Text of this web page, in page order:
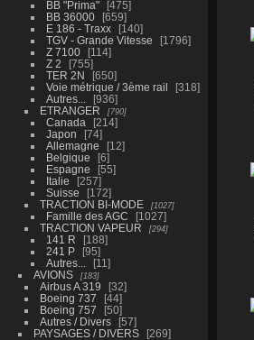
BB "Prima"
475
BB 36000
659
E 186 - Traxx
140
TGV - Grande Vitesse
1796
Z 7100
114
Z 2
755
TER 2N
650
Voie métrique / 3ème rail
318
Autres...
936
ETRANGER
790
Canada
214
Japon
74
Allemagne
12
Belgique
6
Espagne
55
Italie
257
Suisse
172
TRACTION BI-MODE
1027
Famille des AGC
1027
TRACTION VAPEUR
294
141 R
188
241 P
95
Autres...
11
AVIONS
183
Airbus A 319
32
Boeing 737
44
Boeing 757
50
Autres / Divers
57
PAYSAGES / DIVERS
269